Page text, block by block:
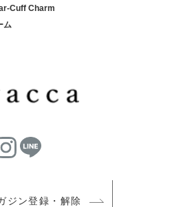
Cuff Charm
ム
ジン登録・解除